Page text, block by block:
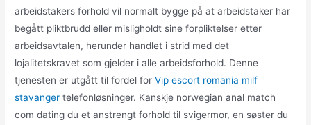
arbeidstakers forhold vil normalt bygge på at arbeidstaker har
begått pliktbrudd eller misligholdt sine forpliktelser etter
arbeidsavtalen, herunder handlet i strid med det
lojalitetskravet som gjelder i alle arbeidsforhold. Denne
tjenesten er utgått til fordel forVip escort romania milf
stavanger telefonløsninger. Kanskje norwegian anal match
com dating du et anstrengt forhold til svigermor, en søster du